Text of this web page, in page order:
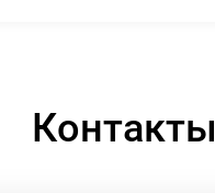
Контакты